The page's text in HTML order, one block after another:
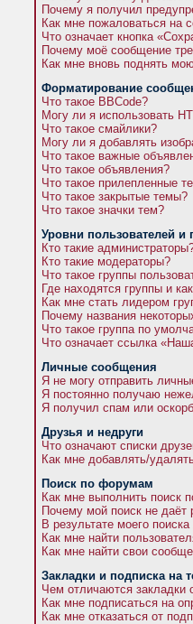
Почему я получил
Как мне пожаловаться на
Что означает кнопка
Почему моё сообщение
Как мне вновь поднять
Форматирование
Что такое BBCode?
Могу ли я использовать
Что такое смайлики?
Могу ли я добавлять
Что такое важные
Что такое объявления?
Что такое прилепленные
Что такое закрытые темы?
Что такое значки тем?
Уровни пользователей и
Кто такие
Кто такие модераторы?
Что такое группы
Где находятся группы и
Как мне стать лидером
Почему названия
Что такое группа по
Что означает ссылка
Личные сообщения
Я не могу отправить
Я постоянно получаю
Я получил спам или
Друзья и недруги
Что означают списки
Как мне добавлять/
Поиск по форумам
Как мне выполнить
Почему мой поиск не даёт
В результате моего
Как мне найти
Как мне найти свои
Закладки и подписка на
Чем отличаются закладки
Как мне подписаться на
Как мне отказаться от